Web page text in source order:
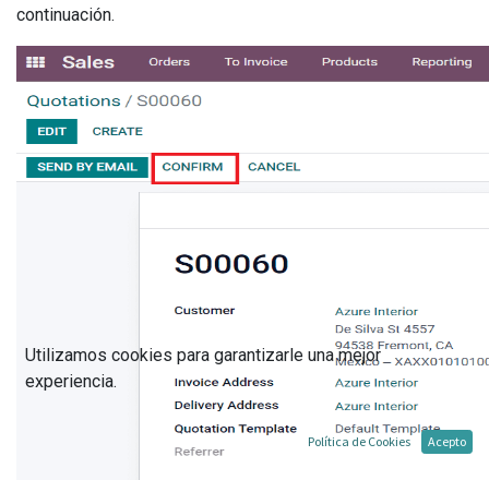
continuación.
Utilizamos cookies para garantizarle una mejor
experiencia.
Política de Cookies Acepto